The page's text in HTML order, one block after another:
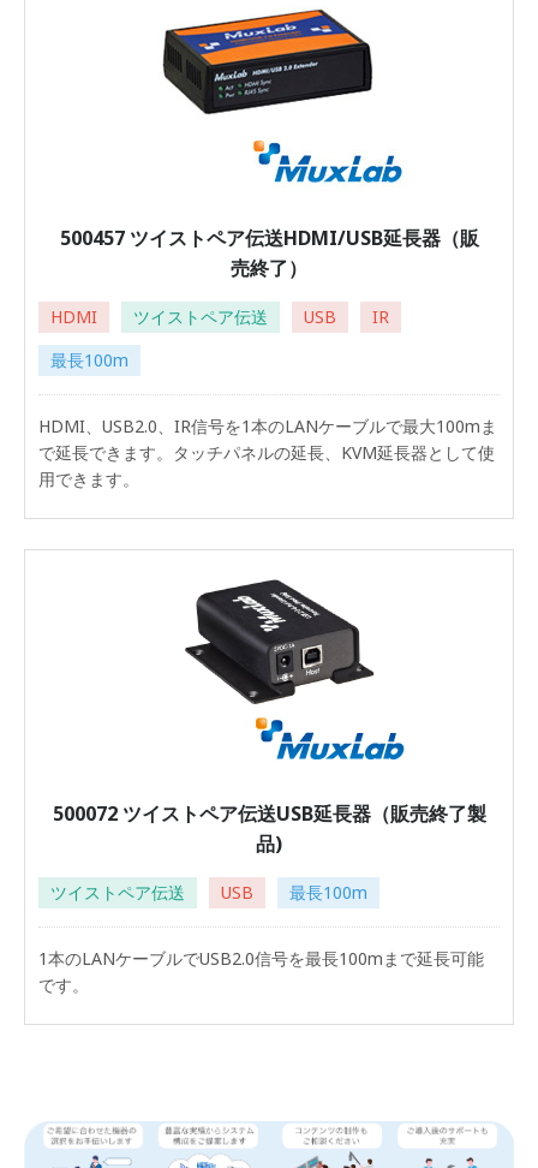
500457 ツイストペア伝送HDMI/USB延長器（販
売終了）
HDMI ツイストペア伝送 USB
IR
最長100m
HDMI、USB2.0、IR信号を1本のLANケーブルで最大100mま
で延長できます。タッチパネルの延長、KVM延長器として使
用できます。
500072 ツイストペア伝送USB延長器（販売終了製
品)
ツイストペア伝送 USB 最長100m
1本のLANケーブルでUSB2.0信号を最長100mまで延長可能
です。